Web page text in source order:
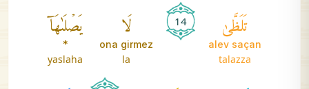
تَلَظَّىٰ
alev saçan
talazza
14 لَا
ona girmez
la
يَصۡلَىٰهَآ
*
yaslaha